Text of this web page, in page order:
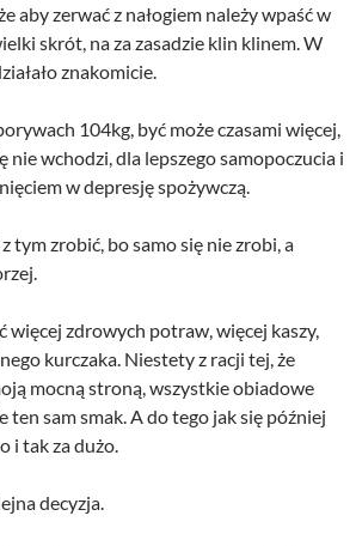
aby zerwać z nałogiem należy wpaść w
skrót, na za zasadzie klin klinem. W
znakomicie.
104kg, być może czasami więcej,
nie wchodzi, dla lepszego samopoczucia i
w depresję spożywczą.
tym zrobić, bo samo się nie zrobi, a
więcej zdrowych potraw, więcej kaszy,
kurczaka. Niestety z racji tej, że
mocną stroną, wszystkie obiadowe
ten sam smak. A do tego jak się później
i tak za dużo.
decyzja.